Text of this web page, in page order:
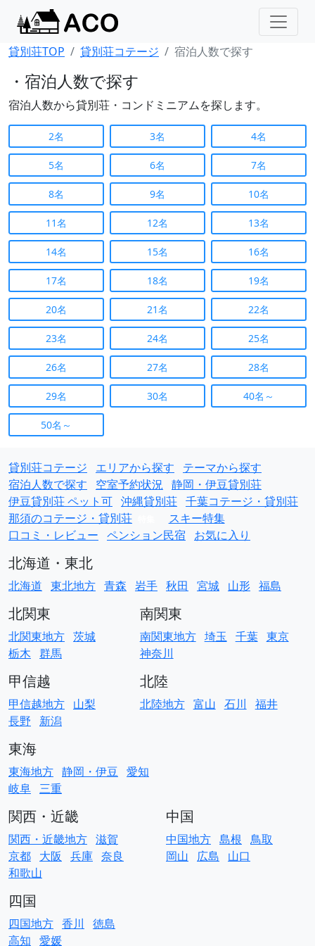
貸別荘TOP 貸別荘コテージ 宿泊人数で探す
・宿泊人数で探す
宿泊人数から貸別荘・コンドミニアムを探します。
2名 3名 4名
5名 6名 7名
8名 9名 10名
11名 12名 13名
14名 15名 16名
17名 18名 19名
20名 21名 22名
23名 24名 25名
26名 27名 28名
29名 30名 40名～
50名～
貸別荘コテージ エリアから探す
テーマから探す
宿泊人数で探す
空室予約状況 静岡・伊豆貸別荘
伊豆貸別荘 ペット可 沖縄貸別荘 千葉コテージ・貸別荘
那須のコテージ・貸別荘
スキー特集
口コミ・レビュー ペンション民宿 お気に入り
北海道・東北
北海道 東北地方 青森 岩手 秋田 宮城 山形 福島
北関東
北関東地方 茨城
栃木 群馬
南関東
南関東地方 埼玉 千葉 東京
神奈川
甲信越
甲信越地方 山梨
長野
新潟
北陸
北陸地方 富山 石川 福井
東海
東海地方 静岡・伊豆 愛知
岐阜 三重
関西・近畿
関西・近畿地方 滋賀
京都 大阪 兵庫 奈良
和歌山
中国
中国地方 島根 鳥取
岡山
広島 山口
四国
四国地方 香川
徳島
高知 愛媛